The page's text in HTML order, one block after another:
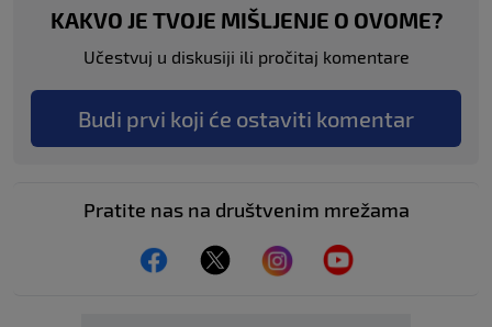
KAKVO JE TVOJE MIŠLJENJE O OVOME?
Učestvuj u diskusiji ili pročitaj komentare
Budi prvi koji će ostaviti komentar
Pratite nas na društvenim mrežama